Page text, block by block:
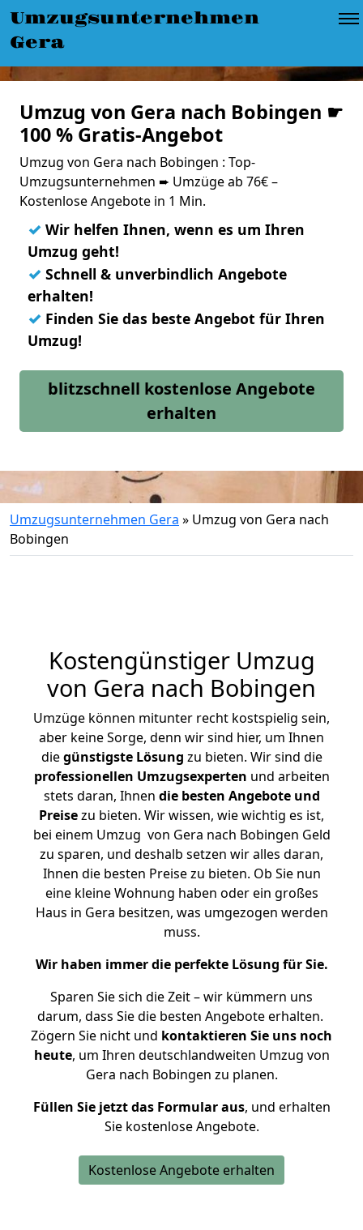
Umzugsunternehmen
Gera
Umzug von Gera nach Bobingen ☛
100 % Gratis-Angebot
Umzug von Gera nach Bobingen : Top-
Umzugsunternehmen ➨ Umzüge ab 76€ –
Kostenlose Angebote in 1 Min.
✓ Wir helfen Ihnen, wenn es um Ihren
Umzug geht!
✓ Schnell & unverbindlich Angebote
erhalten!
✓ Finden Sie das beste Angebot für Ihren
Umzug!
blitzschnell kostenlose Angebote
erhalten
Umzugsunternehmen Gera » Umzug von Gera nach
Bobingen
Kostengünstiger Umzug
von Gera nach Bobingen
Umzüge können mitunter recht kostspielig sein,
aber keine Sorge, denn wir sind hier, um Ihnen
diegünstigste Lösung zu bieten. Wir sind die
professionellen Umzugsexperten und arbeiten
stets daran, Ihnen die besten Angebote und
Preisezu bieten. Wir wissen, wie wichtig es ist,
bei einem Umzug von Gera nach Bobingen Geld
zu sparen, und deshalb setzen wir alles daran,
Ihnen die besten Preise zu bieten. Ob Sie nun
eine kleine Wohnung haben oder ein großes
Haus in Gera besitzen, was umgezogen werden
muss.
Wir haben immer die perfekte Lösung für Sie.
Sparen Sie sich die Zeit – wir kümmern uns
darum, dass Sie die besten Angebote erhalten.
Zögern Sie nicht und kontaktieren Sie uns noch
heute, um Ihren deutschlandweiten Umzug von
Gera nach Bobingen zu planen.
Füllen Sie jetzt das Formular aus, und erhalten
Sie kostenlose Angebote.
Kostenlose Angebote erhalten